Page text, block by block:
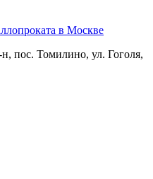
пос. Томилино, ул. Гоголя,